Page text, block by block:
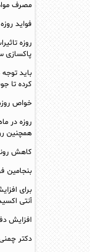
مصرف
فواید
روزه
پاکسازی
باید
کرده تا
خواص
روزه در
همچنین
کاهش
بنجامین
برای
آنتی
افزایش
دکتر